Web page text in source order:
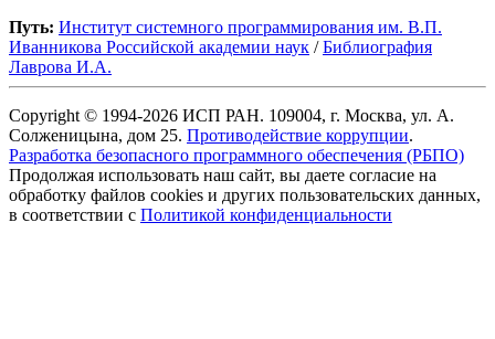
Путь: Институт системного программирования им. В.П.
Иванникова Роcсийской академии наук /Библиография
Лаврова И.А.
Copyright © 1994-2026 ИСП РАН. 109004, г. Москва, ул. А.
Солженицына, дом 25. Противодействие коррупции.
Разработка безопасного программного обеспечения (РБПО)
Продолжая использовать наш сайт, вы даете согласие на
обработку файлов cookies и других пользовательских данных,
в соответствии с Политикой конфиденциальности